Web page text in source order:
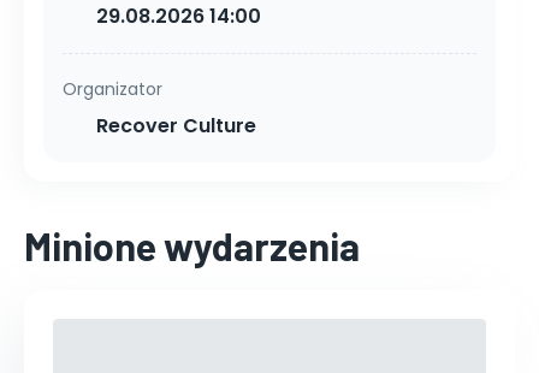
29.08.2026 14:00
Organizator
Recover Culture
Minione wydarzenia